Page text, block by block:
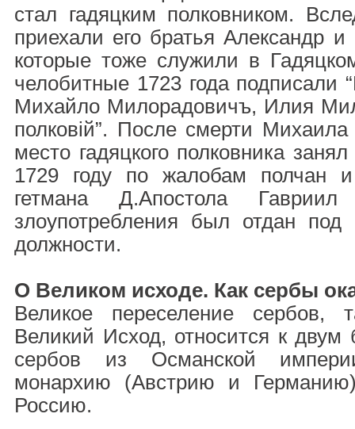
стал гадяцким полковником.
приехали его братья Александр
которые тоже служили в
челобитные 1723 года подписали
Михайло Милорадовичъ, Илия
полковій”. После смерти
место гадяцкого полковника
1729 году по жалобам полчан
гетмана Д.Апостола
злоупотребления был отдан под
должности.
О Великом исходе. Как сербы
Великое переселение сербов,
Великий Исход, относится к
сербов из Османской
монархию (Австрию и
Россию.